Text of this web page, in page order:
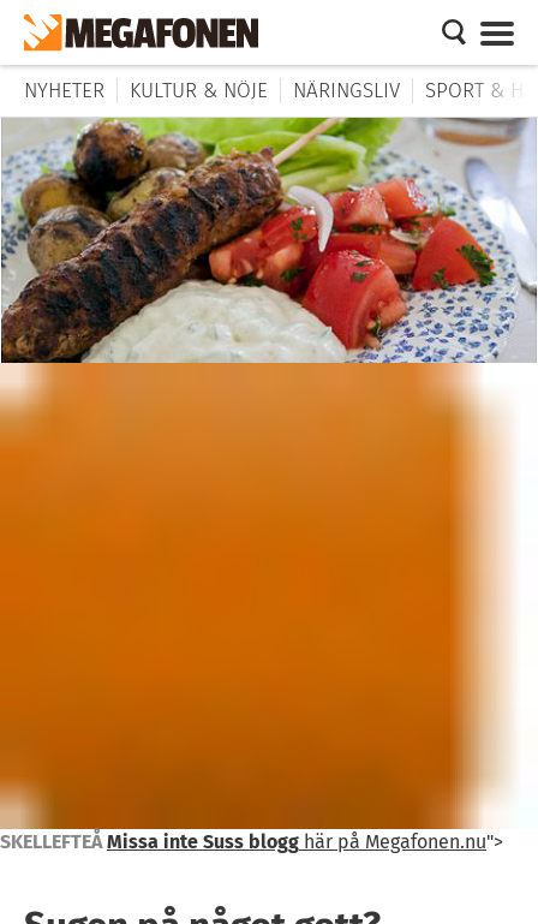
NYHETER KULTUR & NÖJE NÄRINGSLIV SPORT &
SKELLEFTEÅ Missa inte Suss blogg här på Megafonen.nu">